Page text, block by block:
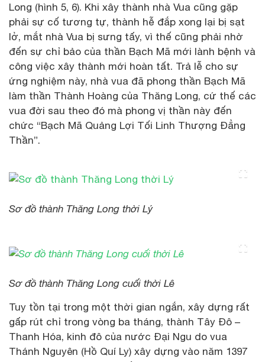
Long (hình 5, 6). Khi xây thành nhà Vua cũng gặp
phải sự cố tương tự, thành hễ đắp xong lại bị sạt
lở, mắt nhà Vua bị sưng tấy, vì thế cũng phải nhờ
đến sự chỉ bảo của thần Bạch Mã mới lành bệnh và
công việc xây thành mới hoàn tất. Trả lễ cho sự
ứng nghiệm này, nhà vua đã phong thần Bạch Mã
làm thần Thành Hoàng của Thăng Long, cứ thế các
vua đời sau theo đó mà phong vị thần này đến
chức “Bạch Mã Quảng Lợi Tối Linh Thượng Đẳng
Thần”.
Sơ đồ thành Thăng Long thời Lý
Sơ đồ thành Thăng Long cuối thời Lê
Tuy tồn tại trong một thời gian ngắn, xây dựng rất
gấp rút chỉ trong vòng ba tháng, thành Tây Đô –
Thanh Hóa, kinh đô của nước Đại Ngu do vua
Thánh Nguyên (Hồ Quí Ly) xây dựng vào năm 1397